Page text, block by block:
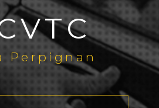
Perpignan